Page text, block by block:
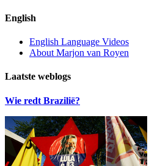
English
English Language Videos
About Marjon van Royen
Laatste weblogs
Wie redt Brazilië?